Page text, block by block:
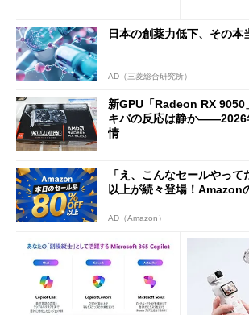
日本の創薬力低下、その本
AD（三菱総合研究所）
新GPU「Radeon RX 9050
キバの反応は静か――2026
情
「え、こんなセールやっ
以上が続々登場！Amazon
AD（Amazon）